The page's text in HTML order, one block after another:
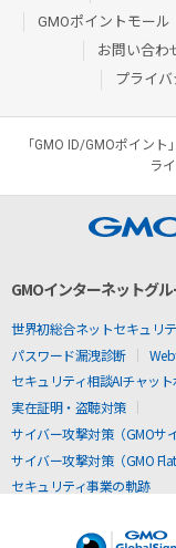
GMOポイントモール
お問い合わ
プライ
「GMO ID/GMOポイン
ラ
GMOインターネットグ
世界初総合ネットセキュリ
パスワード漏洩診断
セキュリティ相談AIチャット
実在証明・盗聴対策
サイバー攻撃対策（GMOサ
サイバー攻撃対策（GMO
セキュリティ事業の軌跡